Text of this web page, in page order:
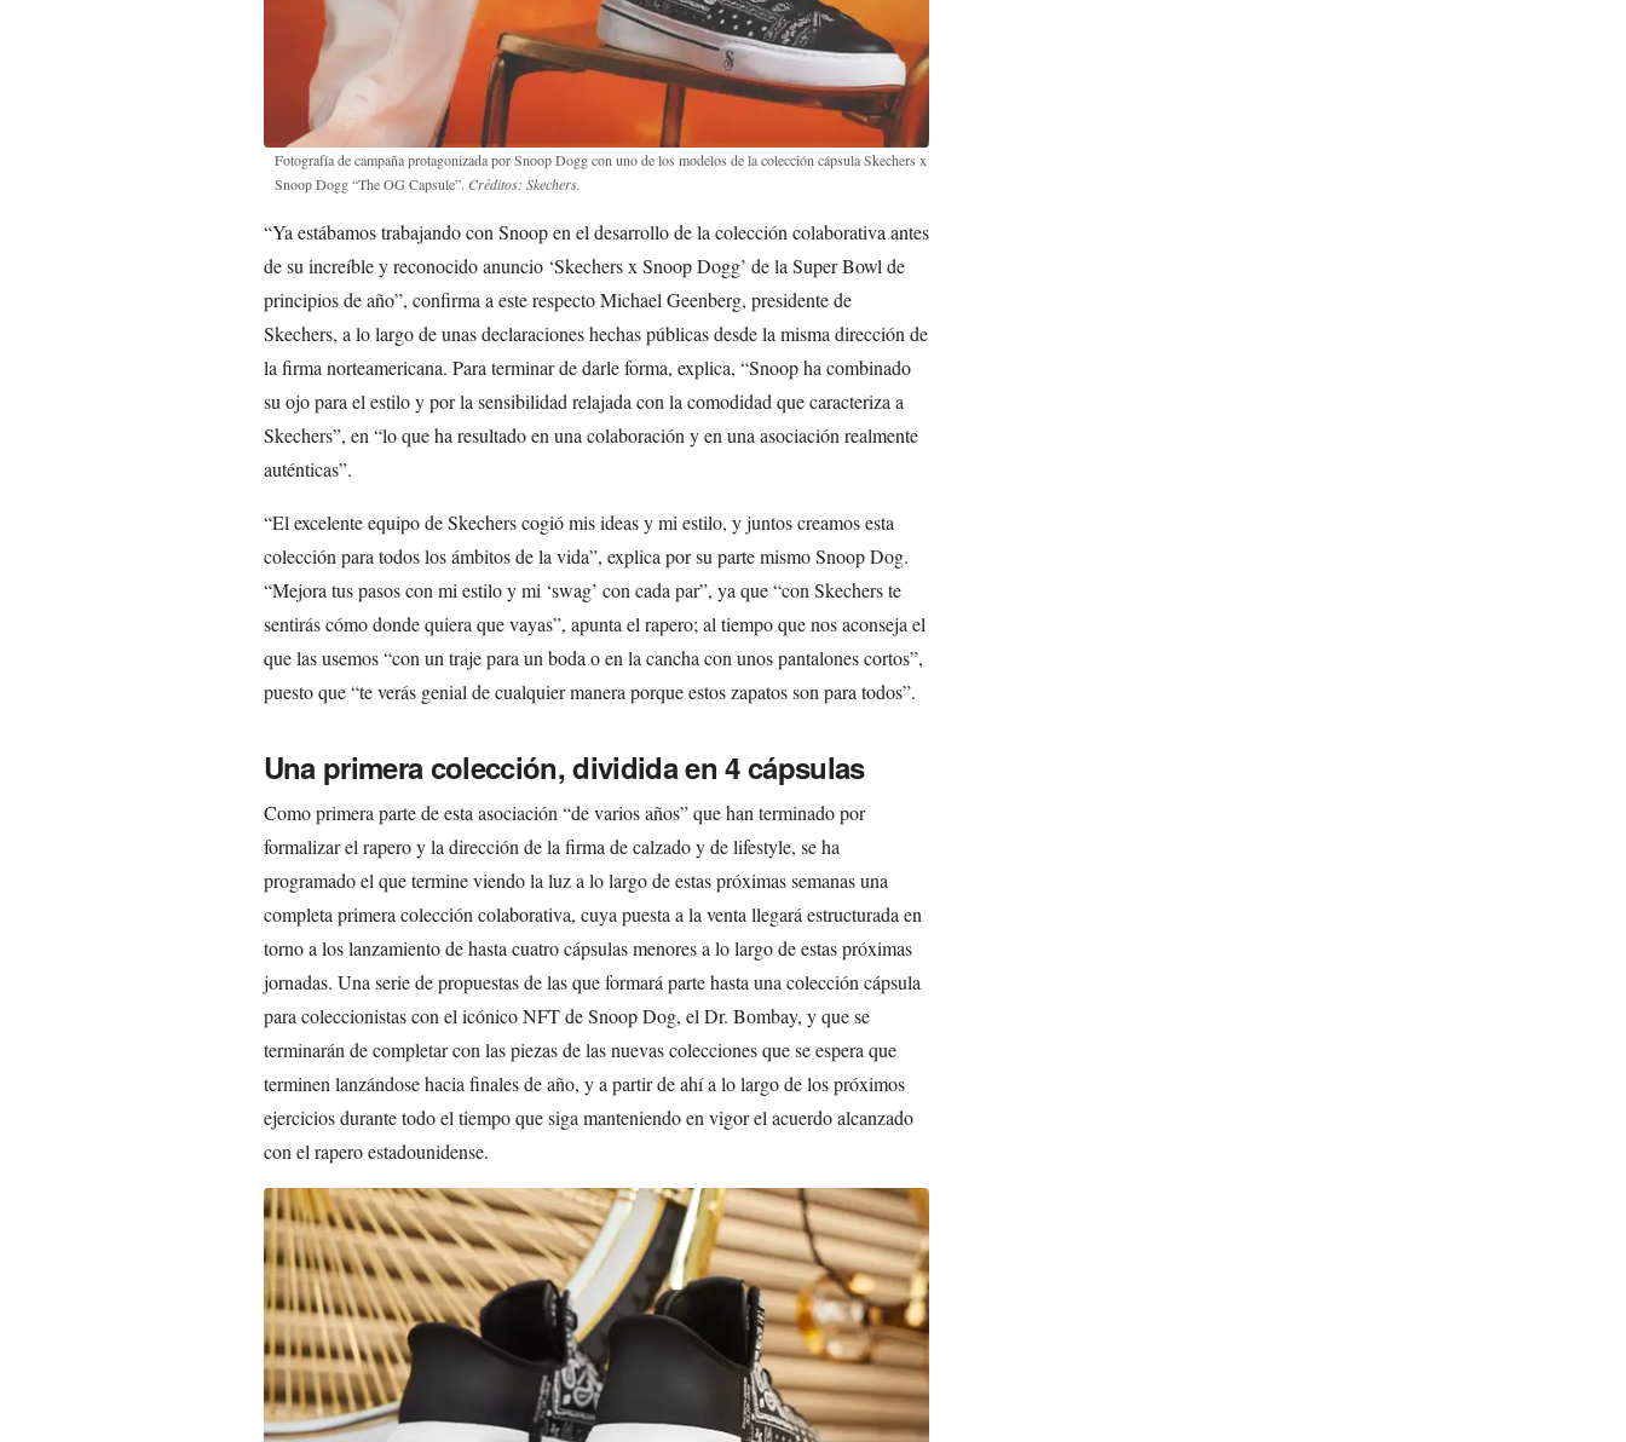
Fotografía de campaña protagonizada por Snoop Dogg con uno de los modelos de la colección cápsula Skechers x
Snoop Dogg “The OG Capsule”. Créditos: Skechers.
“Ya estábamos trabajando con Snoop en el desarrollo de la colección colaborativa antes
de su increíble y reconocido anuncio ‘Skechers x Snoop Dogg’ de la Super Bowl de
principios de año”, confirma a este respecto Michael Geenberg, presidente de
Skechers, a lo largo de unas declaraciones hechas públicas desde la misma dirección de
la firma norteamericana. Para terminar de darle forma, explica, “Snoop ha combinado
su ojo para el estilo y por la sensibilidad relajada con la comodidad que caracteriza a
Skechers”, en “lo que ha resultado en una colaboración y en una asociación realmente
auténticas”.
“El excelente equipo de Skechers cogió mis ideas y mi estilo, y juntos creamos esta
colección para todos los ámbitos de la vida”, explica por su parte mismo Snoop Dog.
“Mejora tus pasos con mi estilo y mi ‘swag’ con cada par”, ya que “con Skechers te
sentirás cómo donde quiera que vayas”, apunta el rapero; al tiempo que nos aconseja el
que las usemos “con un traje para un boda o en la cancha con unos pantalones cortos”,
puesto que “te verás genial de cualquier manera porque estos zapatos son para todos”.
Una primera colección, dividida en 4 cápsulas
Como primera parte de esta asociación “de varios años” que han terminado por
formalizar el rapero y la dirección de la firma de calzado y de lifestyle, se ha
programado el que termine viendo la luz a lo largo de estas próximas semanas una
completa primera colección colaborativa, cuya puesta a la venta llegará estructurada en
torno a los lanzamiento de hasta cuatro cápsulas menores a lo largo de estas próximas
jornadas. Una serie de propuestas de las que formará parte hasta una colección cápsula
para coleccionistas con el icónico NFT de Snoop Dog, el Dr. Bombay, y que se
terminarán de completar con las piezas de las nuevas colecciones que se espera que
terminen lanzándose hacia finales de año, y a partir de ahí a lo largo de los próximos
ejercicios durante todo el tiempo que siga manteniendo en vigor el acuerdo alcanzado
con el rapero estadounidense.